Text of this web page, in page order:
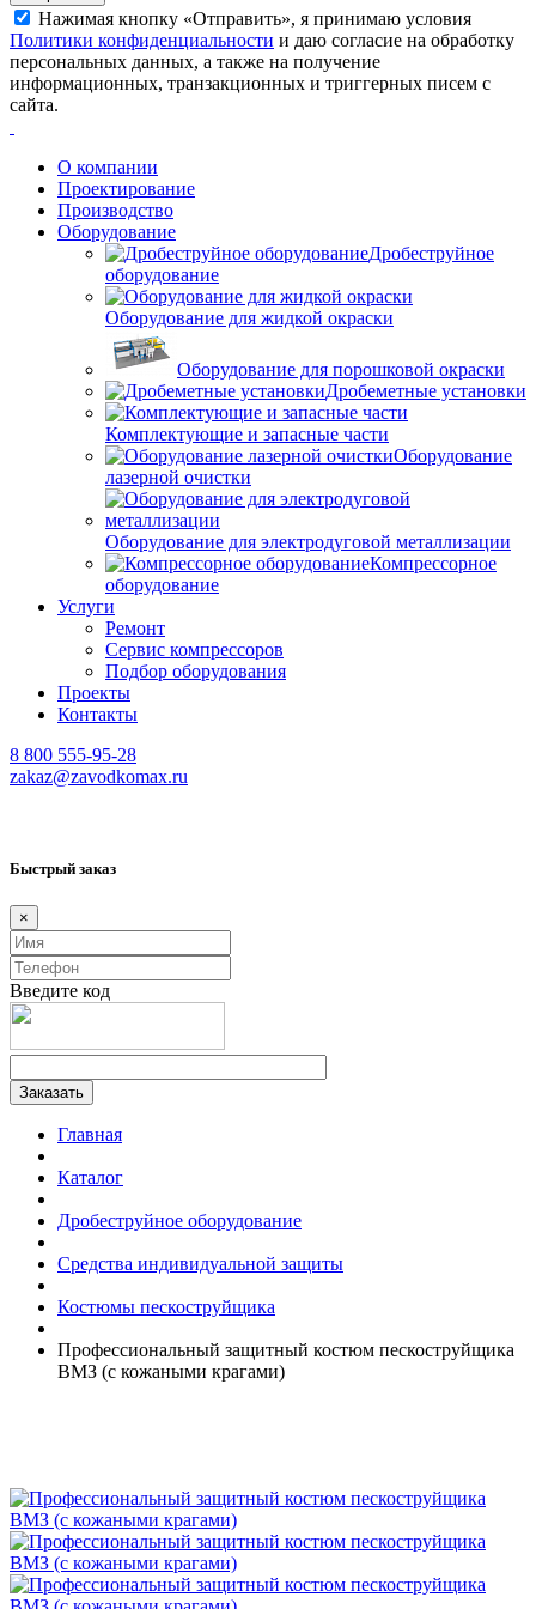
Нажимая кнопку «Отправить», я принимаю условия
Политики конфиденциальности и даю согласие на обработку
персональных данных, а также на получение
информационных, транзакционных и триггерных писем с
сайта.
О компании
Проектирование
Производство
Оборудование
Дробеструйное
оборудование
Оборудование для жидкой окраски
Оборудование для порошковой окраски
Дробеметные установки
Комплектующие и запасные части
Оборудование
лазерной очистки
Оборудование для электродуговой металлизации
Компрессорное
оборудование
Услуги
Ремонт
Сервис компрессоров
Подбор оборудования
Проекты
Контакты
8 800 555-95-28
zakaz@zavodkomax.ru
Быстрый заказ
×
Введите код
Главная
Каталог
Дробеструйное оборудование
Средства индивидуальной защиты
Костюмы пескоструйщика
Профессиональный защитный костюм пескоструйщика
ВМЗ (с кожаными крагами)